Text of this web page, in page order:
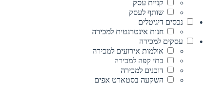
קניית עסק
שותף לעסק
נכסים דיגיטלים
חנות אינטרנטית למכירה
עסקים למכירה
אולמות אירועים למכירה
בתי קפה למכירה
דוכנים למכירה
השקעה בסטארט אפים